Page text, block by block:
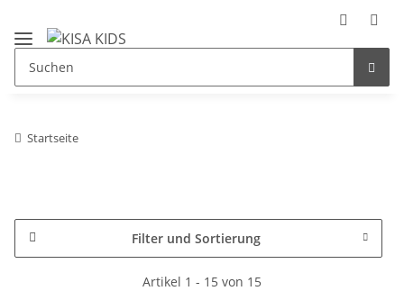
Startseite
Filter und Sortierung
Artikel 1 - 15 von 15